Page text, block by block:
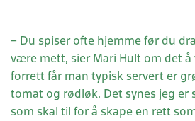
– Du spiser ofte hjemme før du
være mett, sier Mari Hult om det å
forrett får man typisk servert er
tomat og rødløk. Det synes jeg er
som skal til for å skape en rett